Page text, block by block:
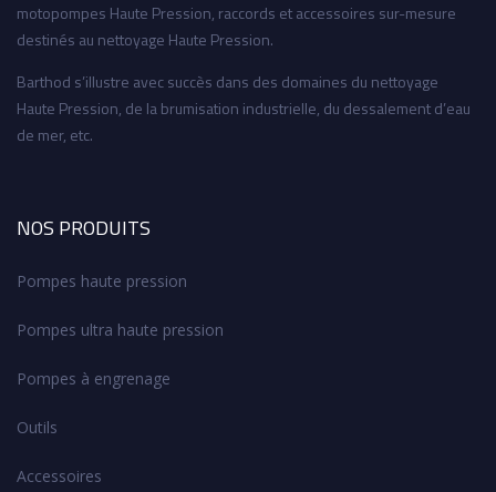
motopompes Haute Pression, raccords et accessoires sur-mesure
destinés au nettoyage Haute Pression.
Barthod s’illustre avec succès dans des domaines du nettoyage
Haute Pression, de la brumisation industrielle, du dessalement d’eau
de mer, etc.
NOS PRODUITS
Pompes haute pression
Pompes ultra haute pression
Pompes à engrenage
Outils
Accessoires